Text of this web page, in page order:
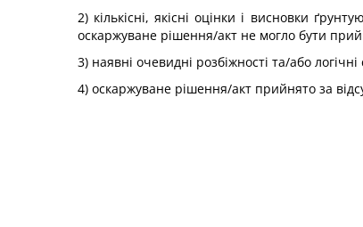
2) кількісні, якісні оцінки і висновки
оскаржуване рішення/акт не могло бути
3) наявні очевидні розбіжності та/або
4) оскаржуване рішення/акт прийнято за